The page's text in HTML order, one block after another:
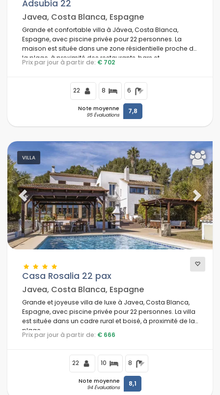
Adsubia 22
Javea, Costa Blanca, Espagne
Grande et confortable villa à Jávea, Costa Blanca,
Espagne, avec piscine privée pour 22 personnes. La
maison est située dans une zone résidentielle proche de
la plage, à proximité des restaurants, bars et
supermarchés, à 1 km de la plage El Arenal, Jávea, et à 1
Prix par jour à partir de: € 702
22 8 6
Note moyenne
95 Évaluations 7,8
VILLA
Previous Next
Casa Rosalia 22 pax
Javea, Costa Blanca, Espagne
Grande et joyeuse villa de luxe à Javea, Costa Blanca,
Espagne, avec piscine privée pour 22 personnes. La villa
est située dans un cadre rural et boisé, à proximité de la
plage.
Prix par jour à partir de: € 666
22 10 8
Note moyenne
94 Évaluations 8,1